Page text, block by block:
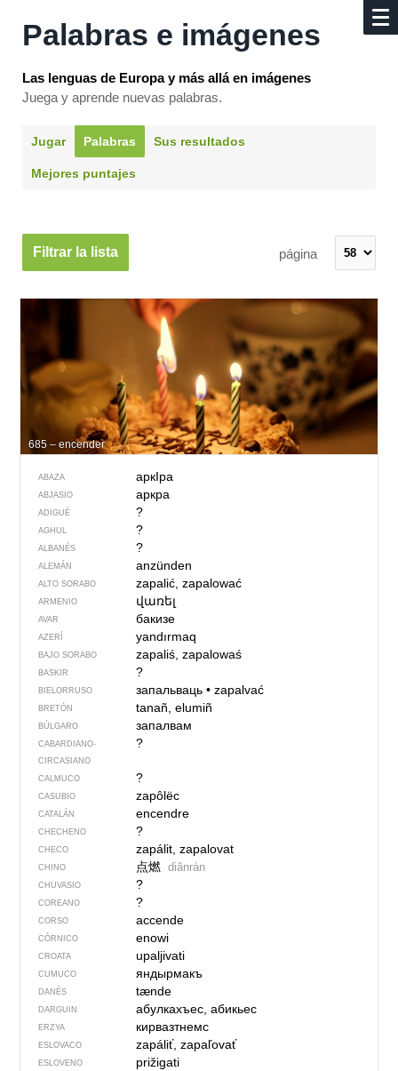
Palabras e imágenes
Las lenguas de Europa y más allá en imágenes
Juega y aprende nuevas palabras.
Jugar Palabras Sus resultados
Mejores puntajes
Filtrar la lista página
685 – encender
ABAZA аркIра
ABJASIO аркра
ADIGUÉ ?
AGHUL ?
ALBANÉS ?
ALEMÁN anzünden
ALTO SORABO zapalić, zapalować
ARMENIO վառել
AVAR бакизе
AZERÍ yandırmaq
BAJO SORABO zapaliś, zapalowaś
BASKIR ?
BIELORRUSO запальваць• zapalvać
BRETÓN tanañ, elumiñ
BÚLGARO запалвам
CABARDIANO-
CIRCASIANO
?
CALMUCO ?
CASUBIO zapôlëc
CATALÁN encendre
CHECHENO ?
CHECO zapálit, zapalovat
CHINO 点燃 diǎnrán
CHUVASIO ?
COREANO ?
CORSO accende
CÓRNICO enowi
CROATA upaljivati
CUMUCO яндырмакъ
DANÉS tænde
DARGUIN абулкахъес, абикьес
ERZYA кирвазтнемс
ESLOVACO zapáliť, zapaľovať
ESLOVENO prižigati